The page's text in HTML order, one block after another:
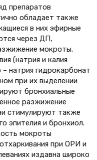
препаратов
обладает также
в них эфирные
через ДП,
мокроты.
(натрия и калия
натрия гидрокарбонат
при их выделении
бронхиальные
разжижение
стимулируют также
эпителия и бронхиол.
мокроты
при ОРИ и
издавна широко